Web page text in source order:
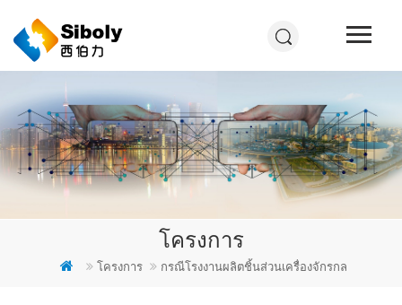
โครงการ
โครงการ กรณีโรงงานผลิตชิ้นส่วนเครื่องจักรกล